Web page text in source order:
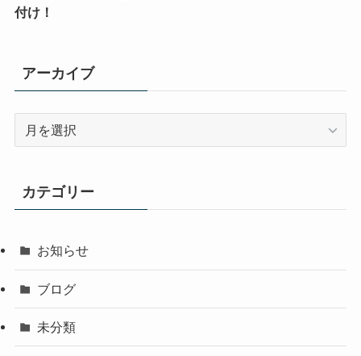
付け！
アーカイブ
ブ
カテゴリー
お知らせ
ブログ
未分類